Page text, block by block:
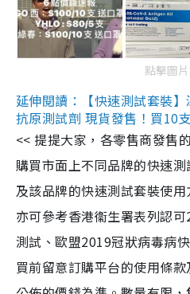
點擊圖
延伸閱讀：【快速測試套裝
抗原測試劑 現貨發售！買10
<< 提提大家，各零售商發售
購買市面上不同品牌的快速
及該品牌的快速測試套裝使
亦可參考香港衞生署表列認
測試、歐盟2019冠狀病毒病
買前留意訂購平台的使用條